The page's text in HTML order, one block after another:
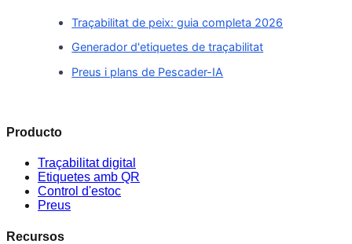
Traçabilitat de peix: guia completa 2026
Generador d'etiquetes de traçabilitat
Preus i plans de Pescader-IA
Producto
Traçabilitat digital
Etiquetes amb QR
Control d'estoc
Preus
Recursos